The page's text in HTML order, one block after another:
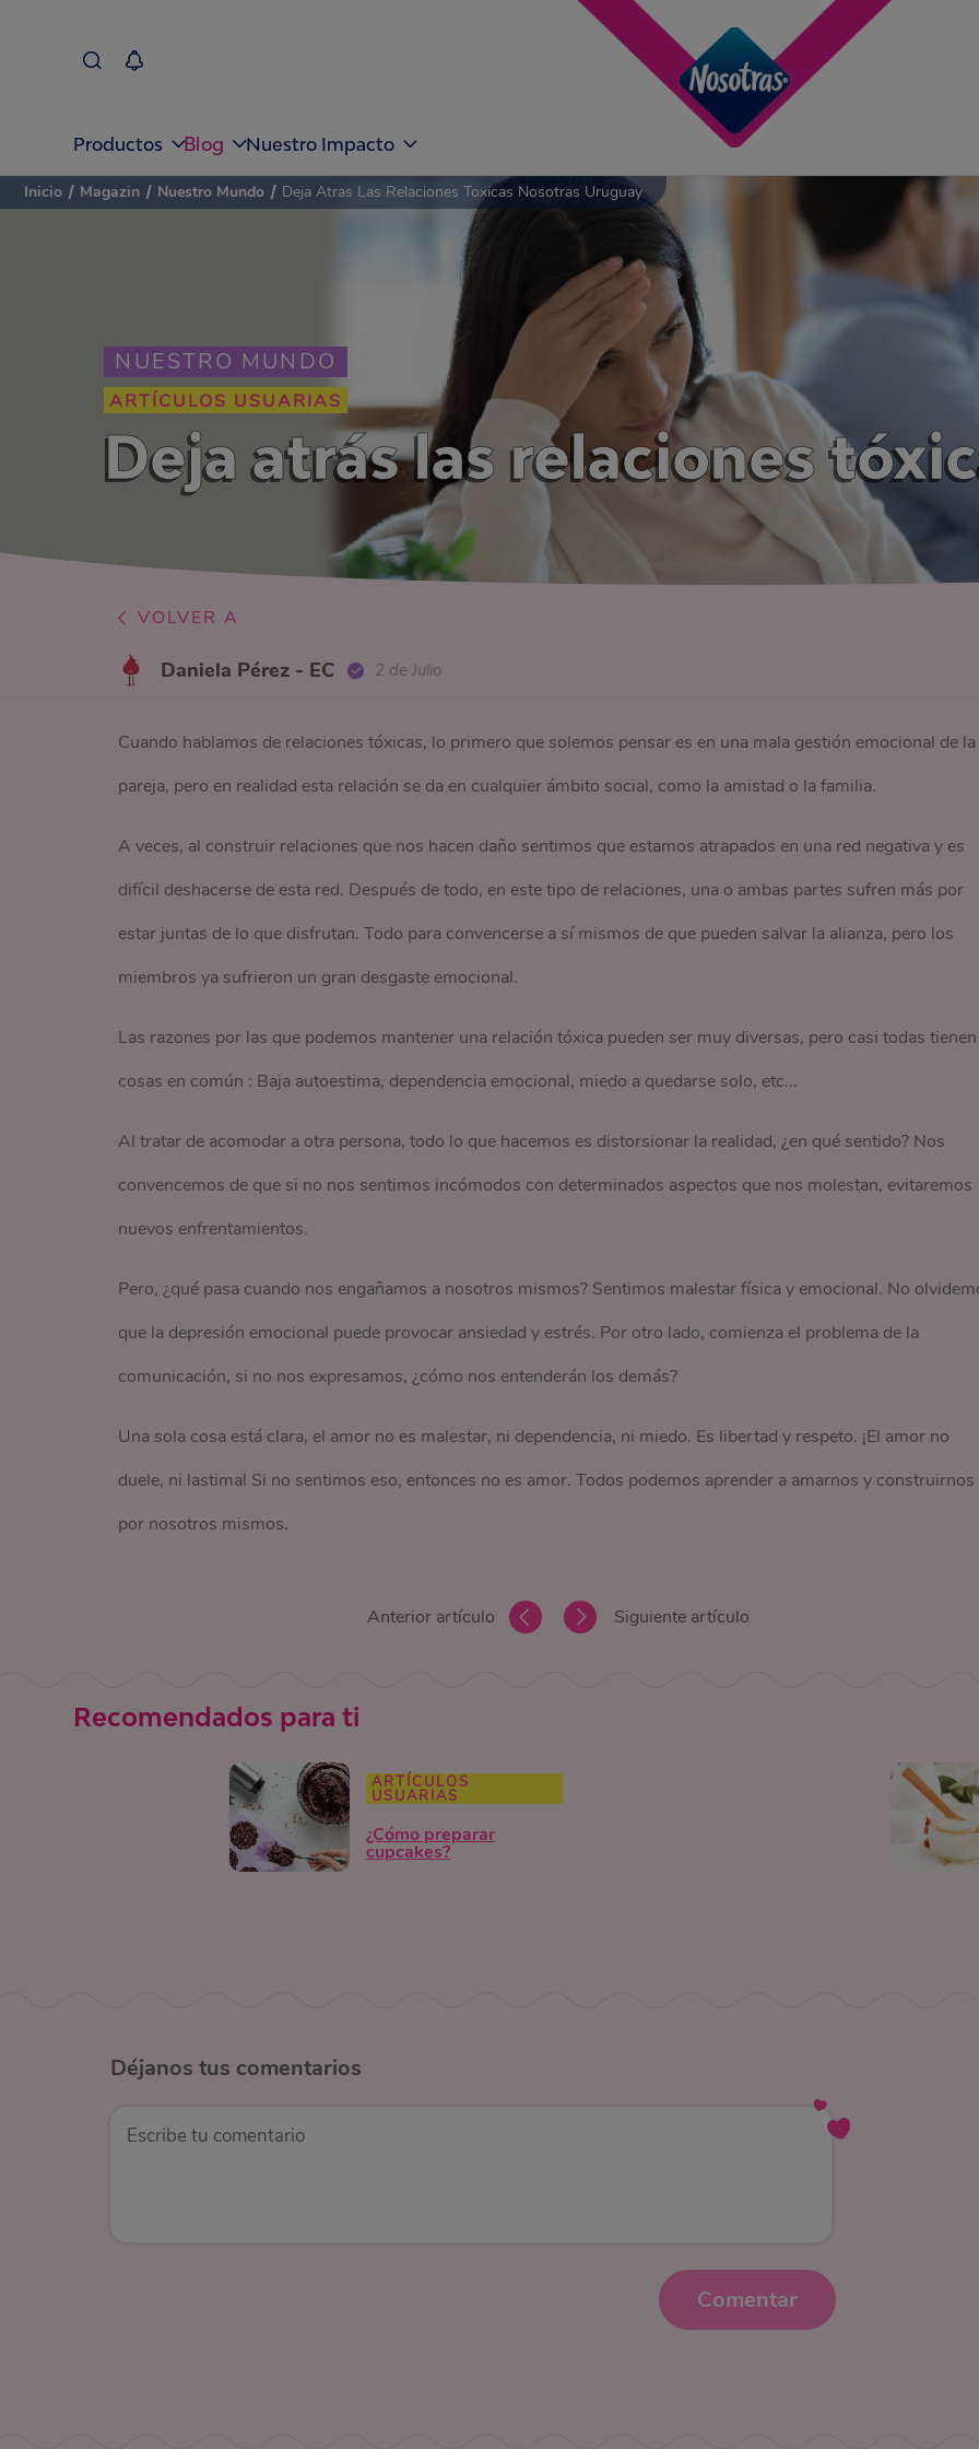
Productos Blog Nuestro Impacto
NUESTRO MUNDO
ARTÍCULOS USUARIAS
Deja atrás las relaciones
Inicio / Magazin / Nuestro Mundo / Deja Atras Las Relaciones Toxicas Nosotras Uruguay
VOLVER A
Daniela Pérez - EC 2 de Julio
Cuando hablamos de relaciones tóxicas, lo primero que solemos pensar es en una mala gestión emocional de la
pareja, pero en realidad esta relación se da en cualquier ámbito social, como la amistad o la familia.
A veces, al construir relaciones que nos hacen daño sentimos que estamos atrapados en una red negativa y es
difícil deshacerse de esta red. Después de todo, en este tipo de relaciones, una o ambas partes sufren más por
estar juntas de lo que disfrutan. Todo para convencerse a sí mismos de que pueden salvar la alianza, pero los
miembros ya sufrieron un gran desgaste emocional.
Las razones por las que podemos mantener una relación tóxica pueden ser muy diversas, pero casi todas tienen
cosas en común : Baja autoestima, dependencia emocional, miedo a quedarse solo, etc...
Al tratar de acomodar a otra persona, todo lo que hacemos es distorsionar la realidad, ¿en qué sentido? Nos
convencemos de que si no nos sentimos incómodos con determinados aspectos que nos molestan, evitaremos
nuevos enfrentamientos.
Pero, ¿qué pasa cuando nos engañamos a nosotros mismos? Sentimos malestar física y emocional. No
que la depresión emocional puede provocar ansiedad y estrés. Por otro lado, comienza el problema de la
comunicación, si no nos expresamos, ¿cómo nos entenderán los demás?
Una sola cosa está clara, el amor no es malestar, ni dependencia, ni miedo. Es libertad y respeto. ¡El amor no
duele, ni lastima! Si no sentimos eso, entonces no es amor. Todos podemos aprender a amarnos y construirnos
por nosotros mismos.
Anterior artículo Siguiente artículo
Recomendados para ti
ARTÍCULOS
USUARIAS
¿Cómo preparar
cupcakes?
Déjanos tus comentarios
Comentar